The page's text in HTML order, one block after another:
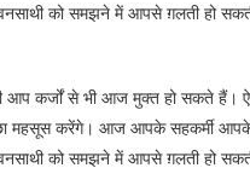
को समझने में आपसे ग़लती हो
आप कर्जों से भी आज मुक्त हो सकते हैं।
महसूस करेंगे। आज आपके सहकर्मी
को समझने में आपसे ग़लती हो